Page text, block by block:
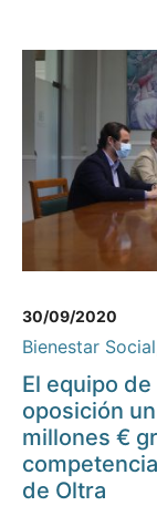
30/09/2020
Bienestar Social
El equipo
oposición
millones €
de Oltra